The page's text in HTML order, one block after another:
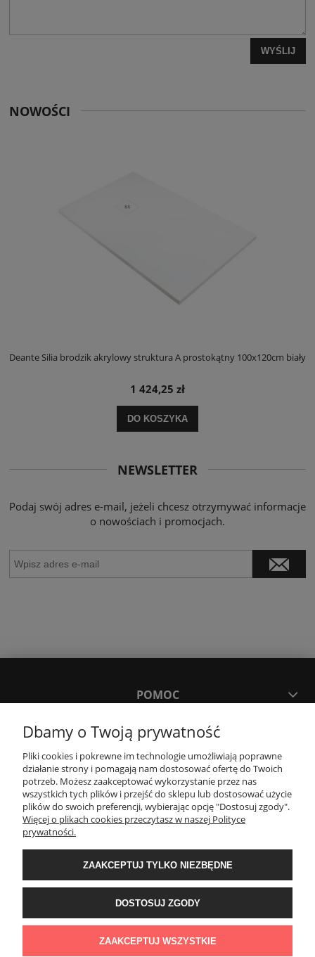
WYŚLIJ
NOWOŚCI
Deante Silia brodzik akrylowy struktura A prostokątny 100x120cm biały
1 424,25 zł
DO KOSZYKA
NEWSLETTER
Podaj swój adres e-mail, jeżeli chcesz otrzymywać informacje
o nowościach i promocjach.
POMOC
MOJE KONTO
PŁATNOŚCI I DOSTAWA
KONTAKT
Wyposażenie łazienek Łazienki.eco | Pawła 23, 41-708 Ruda Śląska | E-mail:
sklep@lazienki.eco | Tel.: 600 012 164 lub 600 012 159 | TGS Przemysław
Stoń | NIP: 6312213594 | REGON: 276403698
Dbamy o Twoją prywatność
Pliki cookies i pokrewne im technologie umożliwiają poprawne
działanie strony i pomagają nam dostosować ofertę do Twoich
potrzeb. Możesz zaakceptować wykorzystanie przez nas
wszystkich tych plików i przejść do sklepu lub dostosować użycie
plików do swoich preferencji, wybierając opcję "Dostosuj zgody".
Więcej o plikach cookies przeczytasz w naszej Polityce
prywatności.
ZAAKCEPTUJ TYLKO NIEZBĘDNE
DOSTOSUJ ZGODY
ZAAKCEPTUJ WSZYSTKIE